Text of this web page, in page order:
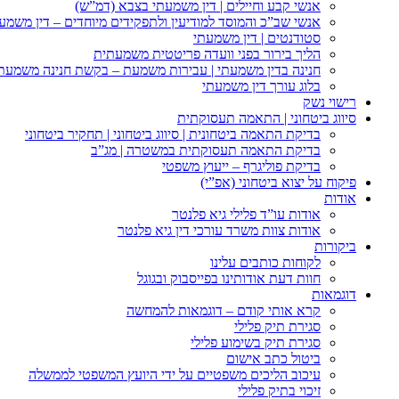
אנשי קבע וחיילים | דין משמעתי בצבא (דמ”ש)
אנשי שב”כ והמוסד למודיעין ולתפקידים מיוחדים – דין
סטודנטים | דין משמעתי
הליך בירור בפני וועדה פריטטית משמעתית
חנינה בדין משמעתי | עבירות משמעת – בקשת חנינה
בלוג עורך דין משמעתי
רישוי נשק
סיווג ביטחוני | התאמה תעסוקתית
בדיקת התאמה ביטחונית | סיווג ביטחוני | תחקיר ביטחוני
בדיקת התאמה תעסוקתית במשטרה | מג”ב
בדיקת פוליגרף – ייעוץ משפטי
פיקוח על יצוא ביטחוני (אפ”י)
אודות
אודות עו”ד פלילי גיא פלנטר
אודות צוות משרד עורכי דין גיא פלנטר
ביקורות
לקוחות כותבים עלינו
חוות דעת אודותינו בפייסבוק ובגוגל
דוגמאות
קרא אותי קודם – דוגמאות להמחשה
סגירת תיק פלילי
סגירת תיק בשימוע פלילי
ביטול כתב אישום
עיכוב הליכים משפטיים על ידי היועץ המשפטי לממשלה
זיכוי בתיק פלילי